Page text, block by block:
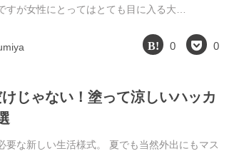
すが女性にとってはとても目に入る大…
0 0
じゃない！塗って涼しいハッカ
要な新しい生活様式。 夏でも当然外出にもマス